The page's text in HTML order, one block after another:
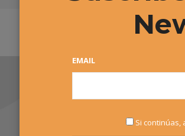
EMAIL
Si continúas,